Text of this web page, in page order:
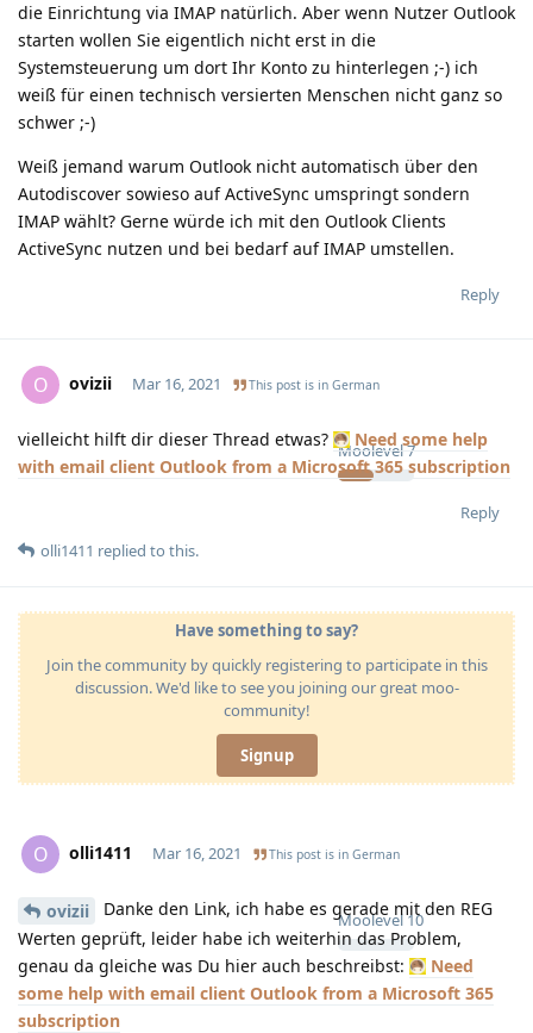
die Einrichtung via IMAP natürlich. Aber wenn Nutzer Outlook
starten wollen Sie eigentlich nicht erst in die
Systemsteuerung um dort Ihr Konto zu hinterlegen ;-) ich
weiß für einen technisch versierten Menschen nicht ganz so
schwer ;-)
Weiß jemand warum Outlook nicht automatisch über den
Autodiscover sowieso auf ActiveSync umspringt sondern
IMAP wählt? Gerne würde ich mit den Outlook Clients
ActiveSync nutzen und bei bedarf auf IMAP umstellen.
Reply
O ovizii
Moolevel7
Mar 16, 2021 This post is in German
vielleicht hilft dir dieser Thread etwas?
Need some help
with email client Outlook from a Microsoft 365 subscription
Reply
olli1411 replied to this.
Have something to say?
Join the community by quickly registering to participate in this
discussion. We'd like to see you joining our great moo-
community!
Signup
O olli1411
Moolevel10
Mar 16, 2021 This post is in German
ovizii
Danke den Link, ich habe es gerade mit den REG
Werten geprüft, leider habe ich weiterhin das Problem,
genau da gleiche was Du hier auch beschreibst:
Need
some help with email client Outlook from a Microsoft 365
subscription